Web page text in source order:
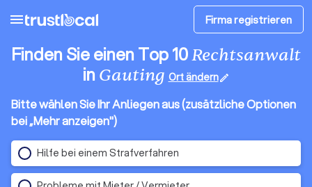
menu Firma registrieren
Finden Sie einen Top 10Rechtsanwalt
in Gauting Ort ändernedit
Bitte wählen Sie Ihr Anliegen aus (zusätzliche Optionen
bei „Mehr anzeigen")
Hilfe bei einem Strafverfahren